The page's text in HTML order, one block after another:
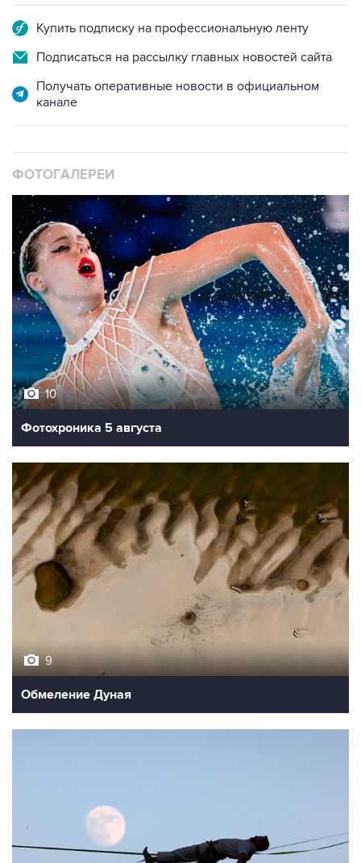
Купить подписку на профессиональную ленту
Подписаться на рассылку главных новостей сайта
Получать оперативные новости в официальном
канале
ФОТОГАЛЕРЕИ
10
Фотохроника 5 августа
9
Обмеление Дуная